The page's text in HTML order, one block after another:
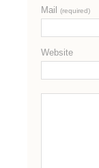
Mail (required)
Website